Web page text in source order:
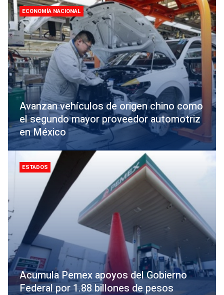
ECONOMÍ­A NACIONAL
Avanzan vehículos de origen chino como
el segundo mayor proveedor automotriz
en México
ESTADOS
Acumula Pemex apoyos del Gobierno
Federal por 1.88 billones de pesos